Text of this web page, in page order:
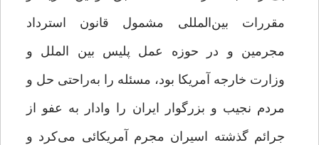
مقررات بین‌المللی مشمول قانون استرداد
مجرمین و در حوزه عمل پلیس بین الملل و
وزارت خارجه آمریکا بود، مسئله را به‌راحتی حل و
مردم نجیب و بزرگوار ایران را وادار به عفو از
جرائم گذشته اسیران مجرم آمریکائی می‌کرد و